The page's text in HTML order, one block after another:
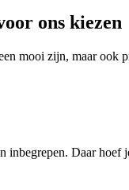
ons kiezen
mooi zijn, maar ook
inbegrepen. Daar hoef